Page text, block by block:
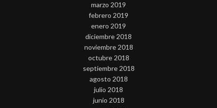
marzo 2019
febrero 2019
enero 2019
diciembre 2018
noviembre 2018
octubre 2018
septiembre 2018
agosto 2018
julio 2018
junio 2018